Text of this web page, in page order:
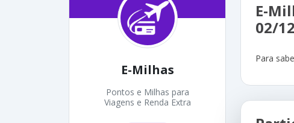
E-Milhas
Pontos e Milhas para
Viagens e Renda Extra
E-
02/
Para